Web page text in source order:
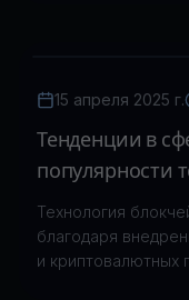
15 апреля 2025 г.
Тенденции в
популярности
Технология
благодаря
и криптовалютных